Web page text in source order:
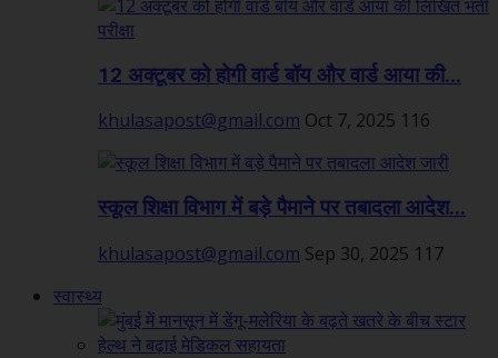
12 अक्टूबर को होगी वार्ड बॉय और वार्ड आया की...
khulasapost@gmail.com Oct 7, 2025 116
स्कूल शिक्षा विभाग में बड़े पैमाने पर तबादला आदेश...
khulasapost@gmail.com Sep 30, 2025 117
स्वास्थ्य